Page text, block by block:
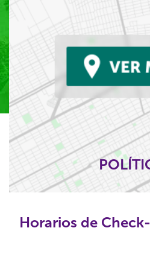
Horarios de